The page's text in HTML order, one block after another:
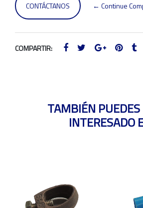
CONTÁCTANOS ← Continue
COMPARTIR:
TAMBIÉN PUEDES
INTERESADO